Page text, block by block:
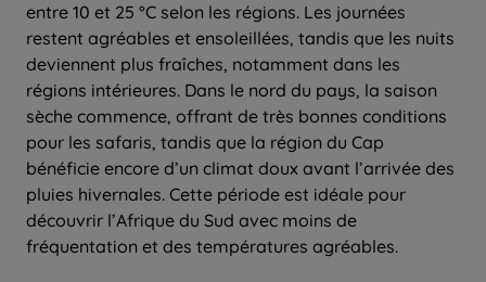
entre 10 et 25 °C selon les régions. Les journées
restent agréables et ensoleillées, tandis que les nuits
deviennent plus fraîches, notamment dans les
régions intérieures. Dans le nord du pays, la saison
sèche commence, offrant de très bonnes conditions
pour les safaris, tandis que la région du Cap
bénéficie encore d’un climat doux avant l’arrivée des
pluies hivernales. Cette période est idéale pour
découvrir l’Afrique du Sud avec moins de
fréquentation et des températures agréables.